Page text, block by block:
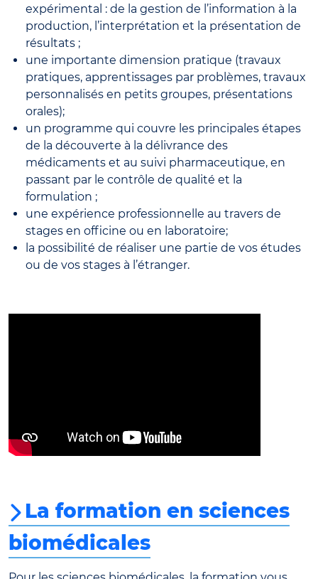
expérimental : de la gestion de l’information à la
production, l’interprétation et la présentation de
résultats ;
une importante dimension pratique (travaux
pratiques, apprentissages par problèmes, travaux
personnalisés en petits groupes, présentations
orales);
un programme qui couvre les principales étapes
de la découverte à la délivrance des
médicaments et au suivi pharmaceutique, en
passant par le contrôle de qualité et la
formulation ;
une expérience professionnelle au travers de
stages en officine ou en laboratoire;
la possibilité de réaliser une partie de vos études
ou de vos stages à l’étranger.
La formation en sciences
biomédicales